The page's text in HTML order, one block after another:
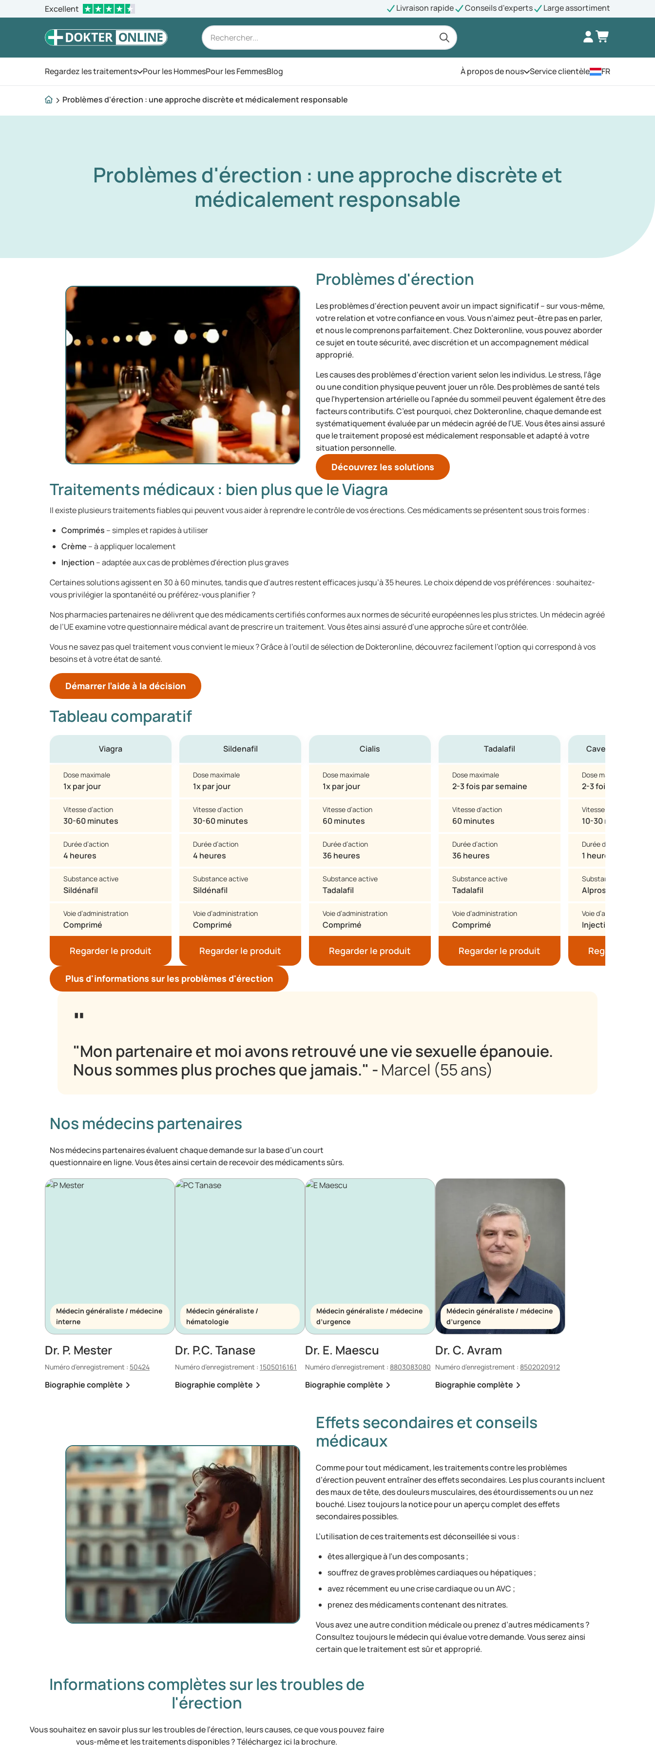
Excellent Livraison rapide Conseils d'experts Large assortiment
Regardez les traitementsOuvrez le menu
Pour les HommesPour les FemmesBlog À propos de nousOuvrez le menu
Service clientèle FR
Problèmes d'érection : une approche discrète et médicalement responsable
Problèmes d'érection : une approche discrète et
médicalement responsable
Problèmes d'érection
Les problèmes d'érection peuvent avoir un impact significatif – sur vous-même,
votre relation et votre confiance en vous. Vous n’aimez peut-être pas en parler,
et nous le comprenons parfaitement. Chez Dokteronline, vous pouvez aborder
ce sujet en toute sécurité, avec discrétion et un accompagnement médical
approprié.
Les causes des problèmes d'érection varient selon les individus. Le stress, l’âge
ou une condition physique peuvent jouer un rôle. Des problèmes de santé tels
que l’hypertension artérielle ou l’apnée du sommeil peuvent également être des
facteurs contributifs. C’est pourquoi, chez Dokteronline, chaque demande est
systématiquement évaluée par un médecin agréé de l’UE. Vous êtes ainsi assuré
que le traitement proposé est médicalement responsable et adapté à votre
situation personnelle.
Découvrez les solutions
Traitements médicaux : bien plus que le Viagra
Il existe plusieurs traitements fiables qui peuvent vous aider à reprendre le contrôle de vos érections. Ces médicaments se présentent sous trois formes :
Comprimés – simples et rapides à utiliser
Crème – à appliquer localement
Injection – adaptée aux cas de problèmes d'érection plus graves
Certaines solutions agissent en 30 à 60 minutes, tandis que d’autres restent efficaces jusqu’à 35 heures. Le choix dépend de vos préférences : souhaitez-
vous privilégier la spontanéité ou préférez-vous planifier ?
Nos pharmacies partenaires ne délivrent que des médicaments certifiés conformes aux normes de sécurité européennes les plus strictes. Un médecin agréé
de l’UE examine votre questionnaire médical avant de prescrire un traitement. Vous êtes ainsi assuré d’une approche sûre et contrôlée.
Vous ne savez pas quel traitement vous convient le mieux ? Grâce à l’outil de sélection de Dokteronline, découvrez facilement l’option qui correspond à vos
besoins et à votre état de santé.
Démarrer l’aide à la décision
Tableau comparatif
Viagra
Dose maximale
1x par jour
Vitesse d’action
30-60 minutes
Durée d’action
4 heures
Substance active
Sildénafil
Voie d’administration
Comprimé
Regarder le produit
Sildenafil
Dose maximale
1x par jour
Vitesse d’action
30-60 minutes
Durée d’action
4 heures
Substance active
Sildénafil
Voie d’administration
Comprimé
Regarder le produit
Cialis
Dose maximale
1x par jour
Vitesse d’action
60 minutes
Durée d’action
36 heures
Substance active
Tadalafil
Voie d’administration
Comprimé
Regarder le produit
Tadalafil
Dose maximale
2-3 fois par semaine
Vitesse d’action
60 minutes
Durée d’action
36 heures
Substance active
Tadalafil
Voie d’administration
Comprimé
Regarder le produit
Caverject
Dose maximale
2-3 fois par
Vitesse d’action
10-30 minutes
Durée d’action
1 heure
Substance active
Alprostadil
Voie d’administration
Injection
Regarder le
Plus d'informations sur les problèmes d'érection
"Mon partenaire et moi avons retrouvé une vie sexuelle épanouie.
Nous sommes plus proches que jamais." - Marcel (55 ans)
Nos médecins partenaires
Nos médecins partenaires évaluent chaque demande sur la base d’un court
questionnaire en ligne. Vous êtes ainsi certain de recevoir des médicaments sûrs.
Médecin généraliste / médecine
interne
Dr. P. Mester
Numéro d’enregistrement : 50424
Biographie complète
Médecin généraliste /
hématologie
Dr. P.C. Tanase
Numéro d’enregistrement : 1505016161
Biographie complète
Médecin généraliste / médecine
d’urgence
Dr. E. Maescu
Numéro d’enregistrement : 8803083080
Biographie complète
Médecin généraliste / médecine
d’urgence
Dr. C. Avram
Numéro d’enregistrement : 8502020912
Biographie complète
Effets secondaires et conseils
médicaux
Comme pour tout médicament, les traitements contre les problèmes
d’érection peuvent entraîner des effets secondaires. Les plus courants incluent
des maux de tête, des douleurs musculaires, des étourdissements ou un nez
bouché. Lisez toujours la notice pour un aperçu complet des effets
secondaires possibles.
L’utilisation de ces traitements est déconseillée si vous :
êtes allergique à l’un des composants ;
souffrez de graves problèmes cardiaques ou hépatiques ;
avez récemment eu une crise cardiaque ou un AVC ;
prenez des médicaments contenant des nitrates.
Vous avez une autre condition médicale ou prenez d’autres médicaments ?
Consultez toujours le médecin qui évalue votre demande. Vous serez ainsi
certain que le traitement est sûr et approprié.
Informations complètes sur les troubles de
l'érection
Vous souhaitez en savoir plus sur les troubles de l’érection, leurs causes, ce que vous pouvez faire
vous-même et les traitements disponibles ? Téléchargez ici la brochure.